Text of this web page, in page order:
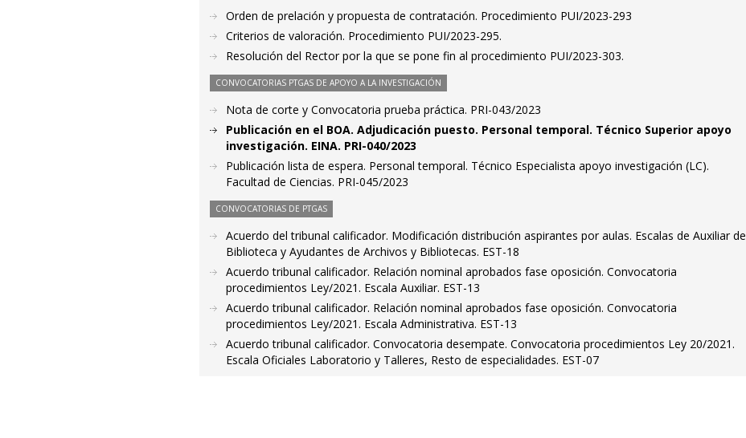
Orden de prelación y propuesta de contratación. Procedimiento PUI/2023-293
Criterios de valoración. Procedimiento PUI/2023-295.
Resolución del Rector por la que se pone fin al procedimiento PUI/2023-303.
CONVOCATORIAS PTGAS DE APOYO A LA INVESTIGACIÓN
Nota de corte y Convocatoria prueba práctica. PRI-043/2023
Publicación en el BOA. Adjudicación puesto. Personal temporal. Técnico Superior apoyo
investigación. EINA. PRI-040/2023
Publicación lista de espera. Personal temporal. Técnico Especialista apoyo investigación (LC).
Facultad de Ciencias. PRI-045/2023
CONVOCATORIAS DE PTGAS
Acuerdo del tribunal calificador. Modificación distribución aspirantes por aulas. Escalas de Auxiliar de
Biblioteca y Ayudantes de Archivos y Bibliotecas. EST-18
Acuerdo tribunal calificador. Relación nominal aprobados fase oposición. Convocatoria
procedimientos Ley/2021. Escala Auxiliar. EST-13
Acuerdo tribunal calificador. Relación nominal aprobados fase oposición. Convocatoria
procedimientos Ley/2021. Escala Administrativa. EST-13
Acuerdo tribunal calificador. Convocatoria desempate. Convocatoria procedimientos Ley 20/2021.
Escala Oficiales Laboratorio y Talleres, Resto de especialidades. EST-07